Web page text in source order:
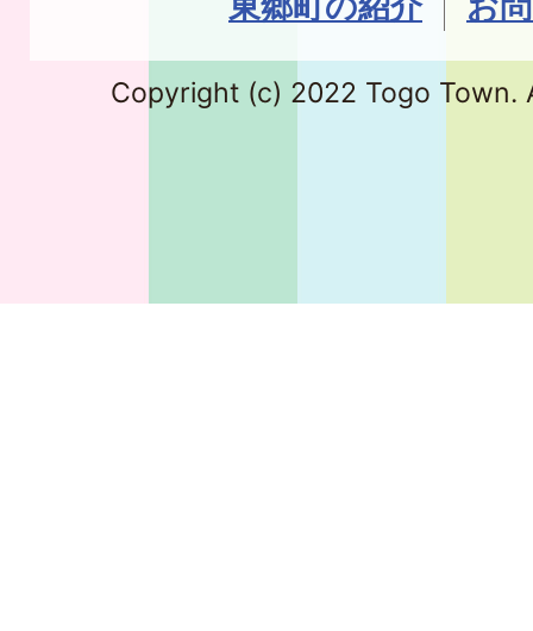
Copyright (c) 2022 Togo Town.